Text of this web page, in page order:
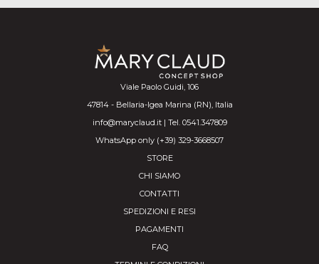
Viale Paolo Guidi, 106
47814 - Bellaria-Igea Marina (RN), Italia
info@maryclaud.it | Tel. 0541.347809
WhatsApp only (+39) 329-3668507
STORE
CHI SIAMO
CONTATTI
SPEDIZIONI E RESI
PAGAMENTI
FAQ